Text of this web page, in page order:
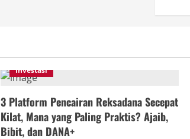
Investasi
3 Platform Pencairan Reksadana Secepat
Kilat, Mana yang Paling Praktis? Ajaib,
Bibit, dan DANA+